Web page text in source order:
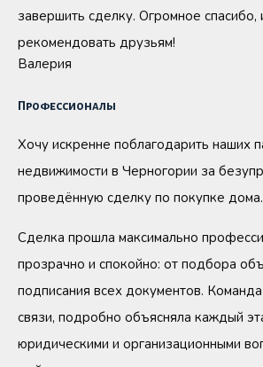
завершить сделку. Огромное спасибо,
рекомендовать друзьям!
Валерия
Профессионалы
Хочу искренне поблагодарить наших
недвижимости в Черногории за
проведённую сделку по покупке дома.
Сделка прошла максимально
прозрачно и спокойно: от подбора
подписания всех документов.
связи, подробно объясняла каждый
юридическими и организационными